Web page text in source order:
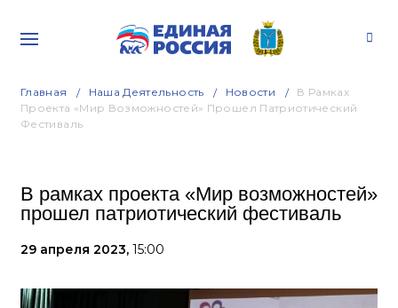
Главная Наша Деятельность Новости
В Рамках
Проекта «Мир Возможностей» Прошел Патриотический
Фестиваль
В рамках проекта «Мир возможностей»
прошел патриотический фестиваль
29 апреля 2023, 15:00